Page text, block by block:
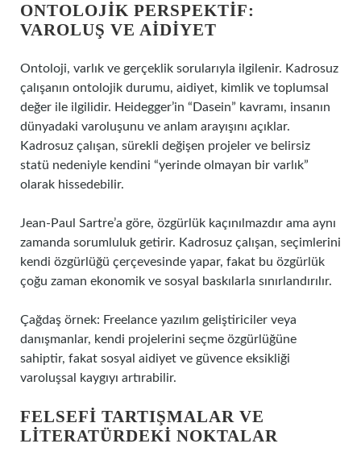
ONTOLOJIK PERSPEKTIF:
VAROLUŞ VE AIDIYET
Ontoloji, varlık ve gerçeklik sorularıyla ilgilenir. Kadrosuz
çalışanın ontolojik durumu, aidiyet, kimlik ve toplumsal
değer ile ilgilidir. Heidegger’in “Dasein” kavramı, insanın
dünyadaki varoluşunu ve anlam arayışını açıklar.
Kadrosuz çalışan, sürekli değişen projeler ve belirsiz
statü nedeniyle kendini “yerinde olmayan bir varlık”
olarak hissedebilir.
Jean-Paul Sartre’a göre, özgürlük kaçınılmazdır ama aynı
zamanda sorumluluk getirir. Kadrosuz çalışan, seçimlerini
kendi özgürlüğü çerçevesinde yapar, fakat bu özgürlük
çoğu zaman ekonomik ve sosyal baskılarla sınırlandırılır.
Çağdaş örnek: Freelance yazılım geliştiriciler veya
danışmanlar, kendi projelerini seçme özgürlüğüne
sahiptir, fakat sosyal aidiyet ve güvence eksikliği
varoluşsal kaygıyı artırabilir.
FELSEFI TARTIŞMALAR VE
LITERATÜRDEKI NOKTALAR